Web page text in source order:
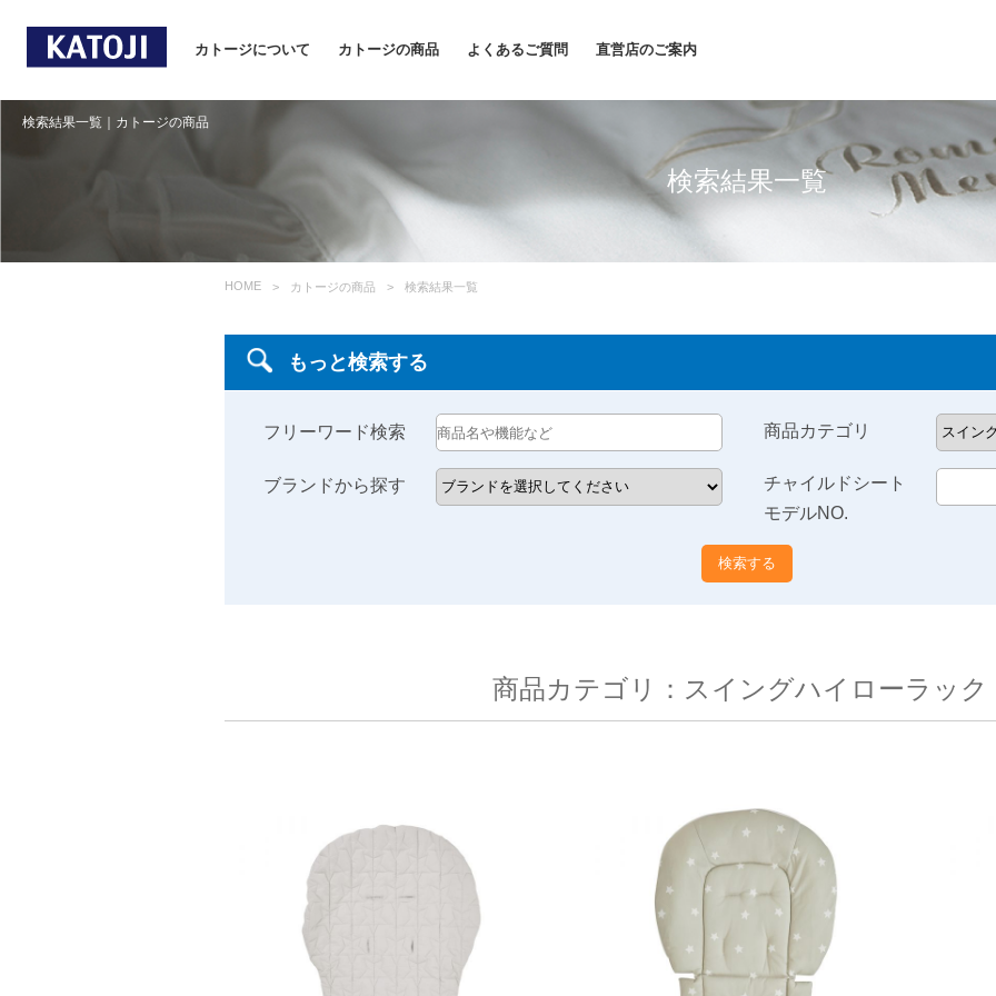
カトージについて カトージの商品 よくあるご質問 直営店のご案内
検索結果一覧｜カトージの商品
検索結果一覧
HOME カトージの商品 検索結果一覧
もっと検索する
フリーワード検索 商品カテゴリ
ブランドから探す
チャイルドシート
モデルNO.
商品カテゴリ：スイングハイローラック